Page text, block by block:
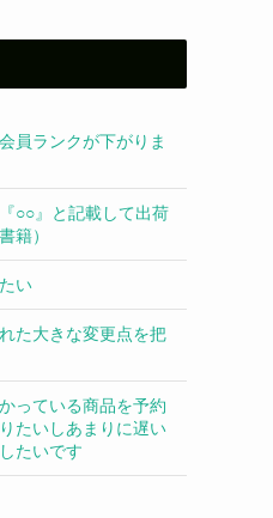
員ランクが下がりま
○○』と記載して出荷
籍）
い
た大きな変更点を把
っている商品を予約
たいしあまりに遅い
たいです